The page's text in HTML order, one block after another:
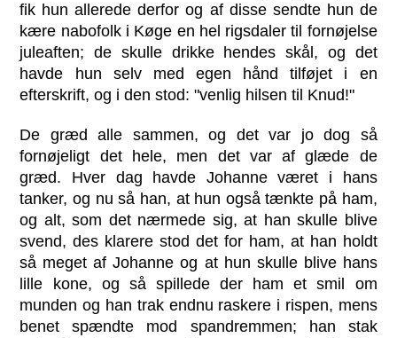
fik hun allerede derfor og af disse sendte hun de
kære nabofolk i Køge en hel rigsdaler til fornøjelse
juleaften; de skulle drikke hendes skål, og det
havde hun selv med egen hånd tilføjet i en
efterskrift, og i den stod: "venlig hilsen til Knud!"
De græd alle sammen, og det var jo dog så
fornøjeligt det hele, men det var af glæde de
græd. Hver dag havde Johanne været i hans
tanker, og nu så han, at hun også tænkte på ham,
og alt, som det nærmede sig, at han skulle blive
svend, des klarere stod det for ham, at han holdt
så meget af Johanne og at hun skulle blive hans
lille kone, og så spillede der ham et smil om
munden og han trak endnu raskere i rispen, mens
benet spændte mod spandremmen; han stak